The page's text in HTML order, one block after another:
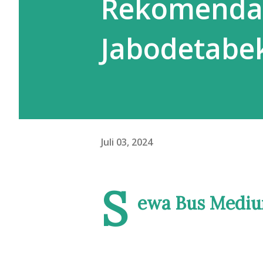
Lalu kalau AI atur target,
Follow Up : Lupa. Karena
Juli 03, 2024
S ewa Bus